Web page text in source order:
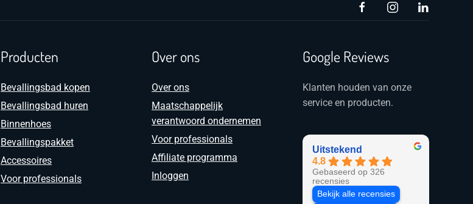
Producten
Bevallingsbad kopen
Bevallingsbad huren
Binnenhoes
Bevallingspakket
Accessoires
Voor professionals
Over ons
Over ons
Maatschappelijk
verantwoord ondernemen
Voor professionals
Affiliate programma
Inloggen
Google Reviews
Klanten houden van onze
service en producten.
Uitstekend
4.8
Gebaseerd op 326
recensies
Bekijk alle recensies